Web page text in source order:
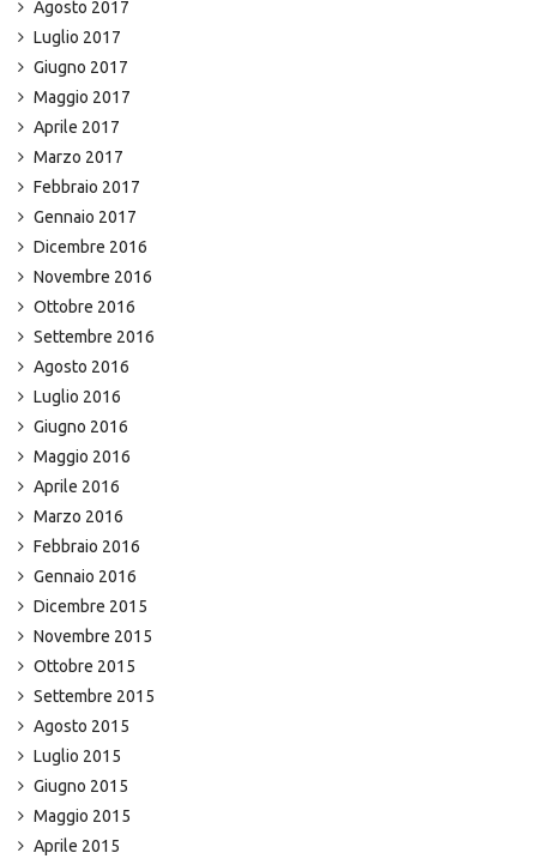
Agosto 2017
Luglio 2017
Giugno 2017
Maggio 2017
Aprile 2017
Marzo 2017
Febbraio 2017
Gennaio 2017
Dicembre 2016
Novembre 2016
Ottobre 2016
Settembre 2016
Agosto 2016
Luglio 2016
Giugno 2016
Maggio 2016
Aprile 2016
Marzo 2016
Febbraio 2016
Gennaio 2016
Dicembre 2015
Novembre 2015
Ottobre 2015
Settembre 2015
Agosto 2015
Luglio 2015
Giugno 2015
Maggio 2015
Aprile 2015